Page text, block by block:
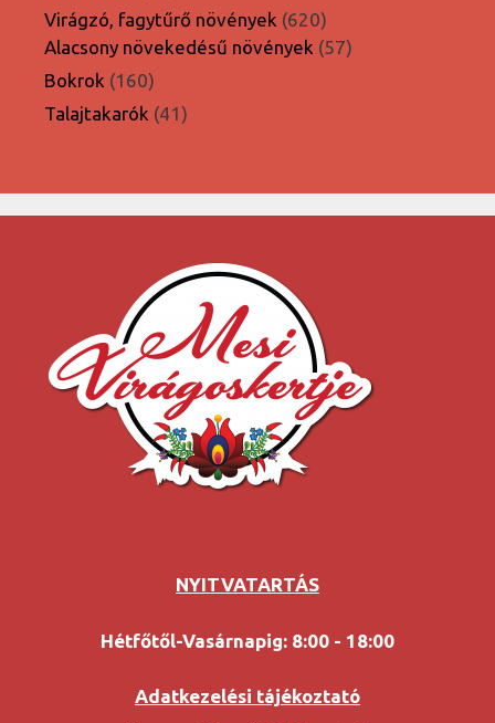
termék
Virágzó, fagytűrő növények 620620
termék
Alacsony növekedésű növények 5757
Bokrok 160160
termék
Talajtakarók 4141
NYITVATARTÁS
Hétfőtől-Vasárnapig: 8:00 - 18:00
Adatkezelési tájékoztató